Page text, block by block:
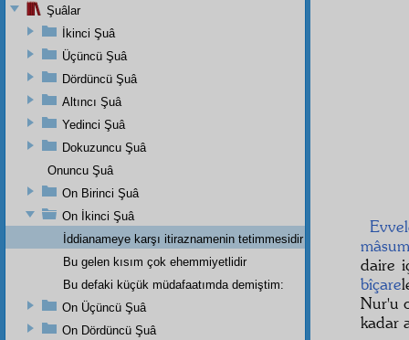
mâsum
daire
bîçare
Nur'u
kadar
Şuâlar
İkinci Şuâ
Üçüncü Şuâ
Dördüncü Şuâ
Altıncı Şuâ
Yedinci Şuâ
Dokuzuncu Şuâ
Onuncu Şuâ
On Birinci Şuâ
On İkinci Şuâ
İddianameye karşı itiraznamenin tetimmesidir
Bu gelen kısım çok ehemmiyetlidir
Bu defaki küçük müdafaatımda demiştim:
On Üçüncü Şuâ
On Dördüncü Şuâ